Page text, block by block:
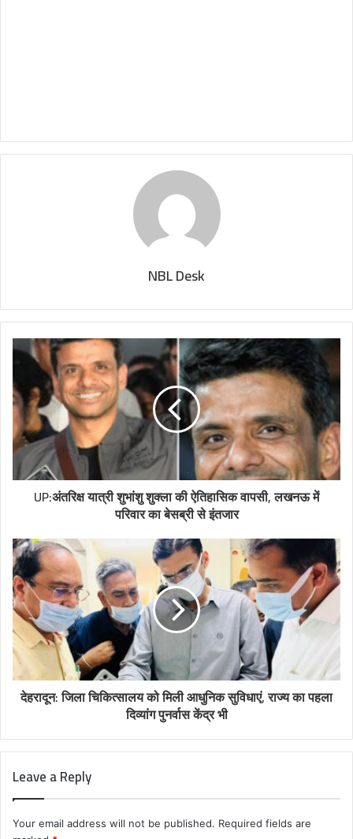
NBL Desk
UP:अंतरिक्ष यात्री शुभांशु शुक्ला की ऐतिहासिक वापसी, लखनऊ में
परिवार का बेसब्री से इंतजार
देहरादून: जिला चिकित्सालय को मिली आधुनिक सुविधाएं, राज्य का पहला
दिव्यांग पुनर्वास केंद्र भी
Leave a Reply
Your email address will not be published. Required fields are